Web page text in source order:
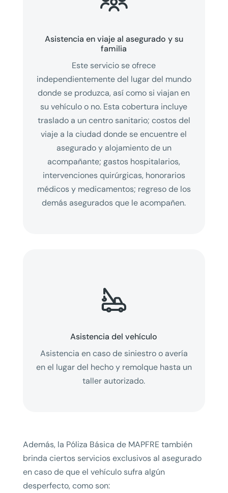
Asistencia en viaje al asegurado y su
familia
Este servicio se ofrece
independientemente del lugar del mundo
donde se produzca, así como si viajan en
su vehículo o no. Esta cobertura incluye
traslado a un centro sanitario; costos del
viaje a la ciudad donde se encuentre el
asegurado y alojamiento de un
acompañante; gastos hospitalarios,
intervenciones quirúrgicas, honorarios
médicos y medicamentos; regreso de los
demás asegurados que le acompañen.

Asistencia del vehículo
Asistencia en caso de siniestro o avería
en el lugar del hecho y remolque hasta un
taller autorizado.
Además, la Póliza Básica de MAPFRE también
brinda ciertos servicios exclusivos al asegurado
en caso de que el vehículo sufra algún
desperfecto, como son: